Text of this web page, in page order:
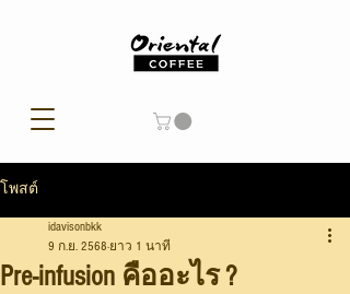
โพสต์
Pre-infusion คืออะไร ?
idavisonbkk
9 ก.ย. 2568 ยาว 1 นาที